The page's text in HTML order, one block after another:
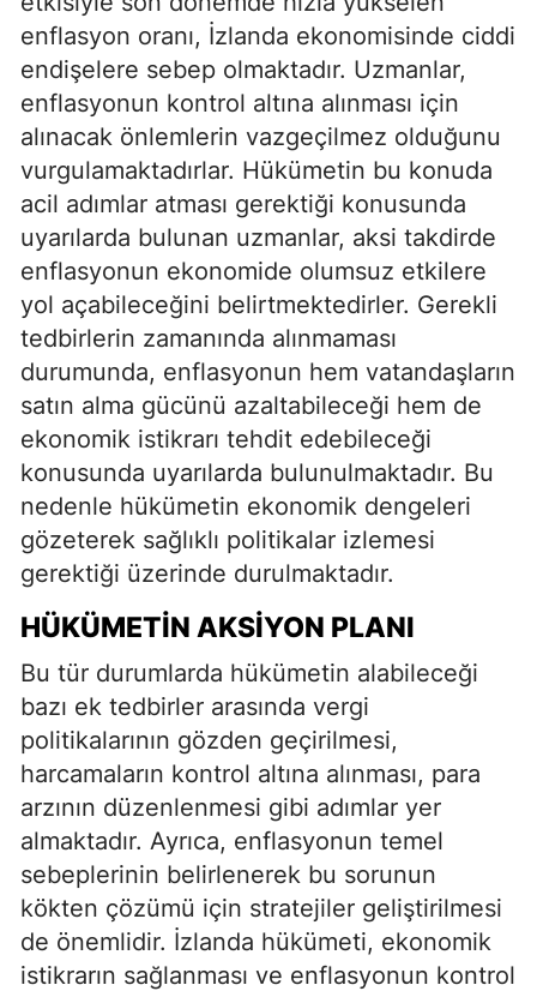
enflasyon oranı, İzlanda ekonomisinde ciddi
endişelere sebep olmaktadır. Uzmanlar,
enflasyonun kontrol altına alınması için
alınacak önlemlerin vazgeçilmez olduğunu
vurgulamaktadırlar. Hükümetin bu konuda
acil adımlar atması gerektiği konusunda
uyarılarda bulunan uzmanlar, aksi takdirde
enflasyonun ekonomide olumsuz etkilere
yol açabileceğini belirtmektedirler. Gerekli
tedbirlerin zamanında alınmaması
durumunda, enflasyonun hem vatandaşların
satın alma gücünü azaltabileceği hem de
ekonomik istikrarı tehdit edebileceği
konusunda uyarılarda bulunulmaktadır. Bu
nedenle hükümetin ekonomik dengeleri
gözeterek sağlıklı politikalar izlemesi
gerektiği üzerinde durulmaktadır.
HÜKÜMETIN AKSIYON PLANI
Bu tür durumlarda hükümetin alabileceği
bazı ek tedbirler arasında vergi
politikalarının gözden geçirilmesi,
harcamaların kontrol altına alınması, para
arzının düzenlenmesi gibi adımlar yer
almaktadır. Ayrıca, enflasyonun temel
sebeplerinin belirlenerek bu sorunun
kökten çözümü için stratejiler geliştirilmesi
de önemlidir. İzlanda hükümeti, ekonomik
istikrarın sağlanması ve enflasyonun kontrol